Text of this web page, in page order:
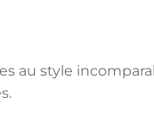
au style